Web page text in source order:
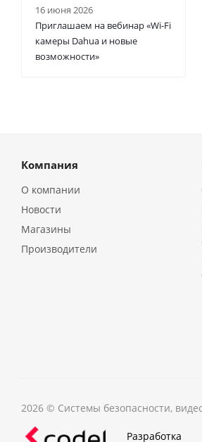
16 июня 2026
Приглашаем на вебинар «Wi-Fi
камеры Dahua и новые
возможности»
Компания
О компании
Новости
Магазины
Производители
2026 © Системы безопасности,
Разработка